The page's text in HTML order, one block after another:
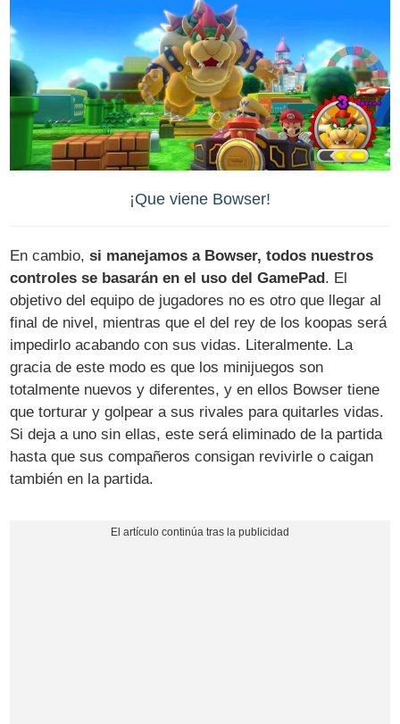
¡Que viene Bowser!
En cambio,si manejamos a Bowser, todos nuestros
controles se basarán en el uso del GamePad. El
objetivo del equipo de jugadores no es otro que llegar al
final de nivel, mientras que el del rey de los koopas será
impedirlo acabando con sus vidas. Literalmente. La
gracia de este modo es que los minijuegos son
totalmente nuevos y diferentes, y en ellos Bowser tiene
que torturar y golpear a sus rivales para quitarles vidas.
Si deja a uno sin ellas, este será eliminado de la partida
hasta que sus compañeros consigan revivirle o caigan
también en la partida.